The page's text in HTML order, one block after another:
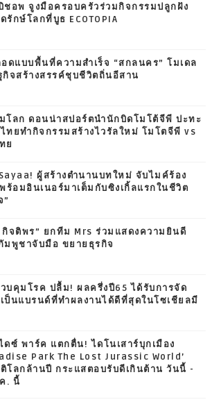
ชอพ จูงมือครอบครัวร่วมกิจกรรมปลูกฝัง
รักษ์โลกที่บูธ ECOTOPIA
อดแบบพื้นที่ความสำเร็จ “สกลนคร” โมเดล
กิจสร้างสรรค์ชุบชีวิตถิ่นอีสาน
โลก ดอนน่าสปอร์ตนำนักบิดโมโต้จีพี ปะทะ
ทยทำกิจกรรมสร้างไวรัลใหม่ โมโตจีพี vs
ย
ผู้สร้างตำนานบทใหม่ จับไมค์ร้อง
ร้อมอินเนอร์มาเต็มกับซิงเกิ้ลแรกในชีวิต
”
กิจติพร” ยกทีม Mrs ร่วมแสดงความยินดี
มพูชาจับมือ ขยายธุรกิจ
บคุมโรค ปลื้ม! ผลครึ่งปี65 ได้รับการจัด
ป็นแบรนด์ที่ทำผลงานได้ดีที่สุดในโซเชียลมี
ดซ์ พาร์ค แตกตื่น! ไดโนเสาร์บุกเมือง
Park The Lost Jurassic World’
โลกล้านปี กระแสตอบรับดีเกินต้าน วันนี้ -
. นี้